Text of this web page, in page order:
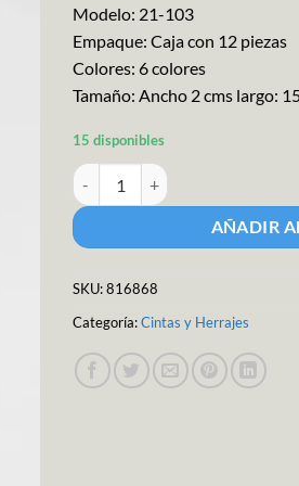
Modelo: 21-103
Empaque: Caja con 12 piezas
Colores: 6 colores
Tamaño: Ancho 2 cms largo:
15 disponibles
Cintas Metrica Confetti 12pzs
AÑADIR
SKU:816868
Categoría:Cintas y Herrajes